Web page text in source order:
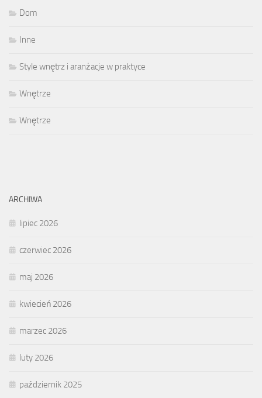
Dom
Inne
Style wnętrz i aranżacje w praktyce
Wnętrze
Wnętrze
ARCHIWA
lipiec 2026
czerwiec 2026
maj 2026
kwiecień 2026
marzec 2026
luty 2026
październik 2025